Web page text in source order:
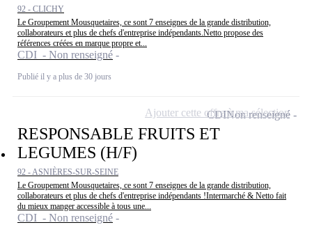
92 - CLICHY
Le Groupement Mousquetaires, ce sont 7 enseignes de la grande distribution,
collaborateurs et plus de chefs d'entreprise indépendants.Netto propose des
références créées en marque propre et...
CDI - Non renseigné
Publié il y a plus de 30 jours
RESPONSABLE FRUITS ET
LEGUMES (H/F)
92 - ASNIÈRES-SUR-SEINE
Le Groupement Mousquetaires, ce sont 7 enseignes de la grande distribution,
collaborateurs et plus de chefs d'entreprise indépendants !Intermarché & Netto fait
du mieux manger accessible à tous une...
CDI - Non renseigné
CDINon renseigné
Ajouter cette offre à ma sélection